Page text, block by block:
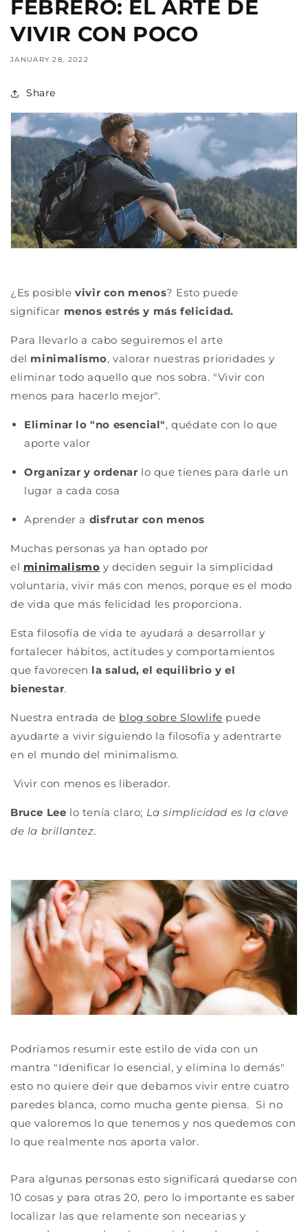
FEBRERO: EL ARTE DE
VIVIR CON POCO
JANUARY 28, 2022
Share
¿Es posiblevivir con menos? Esto puede
significar menos estrés y más felicidad.
Para llevarlo a cabo seguiremos el arte
del minimalismo, valorar nuestras prioridades y
eliminar todo aquello que nos sobra. "Vivir con
menos para hacerlo mejor".
Eliminar lo "no esencial", quédate con lo que
aporte valor
Organizar y ordenar lo que tienes para darle un
lugar a cada cosa
Aprender a disfrutar con menos
Muchas personas ya han optado por
el minimalismo y deciden seguir la simplicidad
voluntaria, vivir más con menos, porque es el modo
de vida que más felicidad les proporciona.
Esta filosofía de vida te ayudará a desarrollar y
fortalecer hábitos, actitudes y comportamientos
que favorecen la salud, el equilibrio y el
bienestar.
Nuestra entrada de blog sobre Slowlife puede
ayudarte a vivir siguiendo la filosofía y adentrarte
en el mundo del minimalismo.
Vivir con menos es liberador.
Bruce Lee lo tenía claro; La simplicidad es la clave
de la brillantez.
Podríamos resumir este estilo de vida con un
mantra "Idenificar lo esencial, y elimina lo demás"
esto no quiere deir que debamos vivir entre cuatro
paredes blanca, como mucha gente piensa. Si no
que valoremos lo que tenemos y nos quedemos con
lo que realmente nos aporta valor.
Para algunas personas esto significará quedarse con
10 cosas y para otras 20, pero lo importante es saber
localizar las que relamente son necearias y